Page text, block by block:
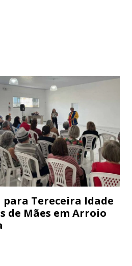
Tereceira Idade
de Mães em Arroio